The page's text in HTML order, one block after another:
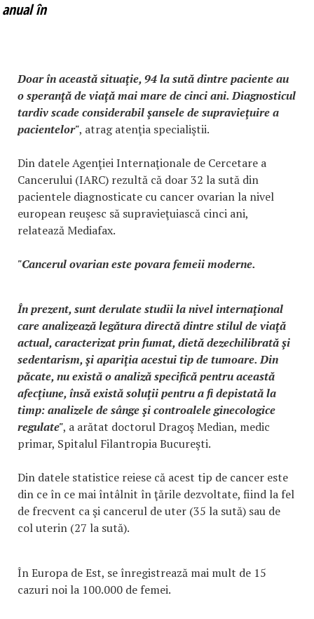
în
Doar în această situaţie, 94 la sută dintre paciente au
o speranţă de viaţă mai mare de cinci ani. Diagnosticul
tardiv scade considerabil şansele de supravieţuire a
pacientelor", atrag atenţia specialiştii.
Din datele Agenţiei Internaţionale de Cercetare a
Cancerului (IARC) rezultă că doar 32 la sută din
pacientele diagnosticate cu cancer ovarian la nivel
european reuşesc să supravieţuiască cinci ani,
relatează Mediafax.
"Cancerul ovarian este povara femeii moderne.
În prezent, sunt derulate studii la nivel internaţional
care analizează legătura directă dintre stilul de viaţă
actual, caracterizat prin fumat, dietă dezechilibrată şi
sedentarism, şi apariţia acestui tip de tumoare. Din
păcate, nu există o analiză specifică pentru această
afecţiune, însă există soluţii pentru a fi depistată la
timp: analizele de sânge şi controalele ginecologice
regulate", a arătat doctorul Dragoş Median, medic
primar, Spitalul Filantropia Bucureşti.
Din datele statistice reiese că acest tip de cancer este
din ce în ce mai întâlnit în ţările dezvoltate, fiind la fel
de frecvent ca şi cancerul de uter (35 la sută) sau de
col uterin (27 la sută).
În Europa de Est, se înregistrează mai mult de 15
cazuri noi la 100.000 de femei.